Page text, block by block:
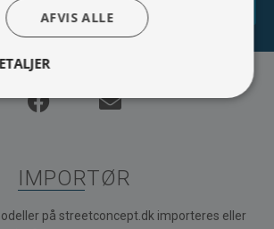
IMPORTØR
på streetconcept.dk importeres eller
AFVIS ALLE